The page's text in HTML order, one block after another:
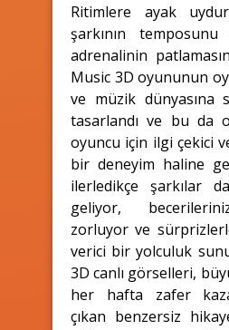
Ritimlere ayak
şarkının
adrenalinin
Music 3D oyununun
ve müzik dünyasına
tasarlandı ve bu da
oyuncu için ilgi çekici
bir deneyim haline
ilerledikçe şarkılar
geliyor,
zorluyor ve
verici bir yolculuk
3D canlı görselleri,
her hafta zafer
çıkan benzersiz